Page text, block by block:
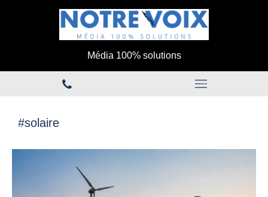
Média 100% solutions
#solaire